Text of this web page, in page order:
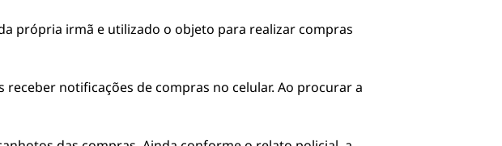
própria irmã e utilizado o objeto para realizar compras
notificações de compras no celular. Ao procurar a